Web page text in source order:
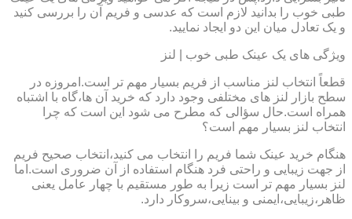
طبی خوب را بدانید لازم است که عدسی و فریم آن را بررسی کنید
و یک تعادل میان این دو ایجاد نمایید.
ویژگی های یک عینک طبی خوب | لنز
قطعاً انتخاب لنز مناسب از فریم بسیار مهم تر است.امروزه در
سطح بازار لنز های مختلفی وجود دارد که خرید آن ها،گاه با اشتباه
همراه است.حال سؤالی که مطرح می شود این است که چرا
انتخاب لنز بسیار مهم است؟
هنگام خرید عینک شما فریم را انتخاب می کنید،انتخاب صحیح فریم
از جهت زیبایی و راحتی فرد هنگام استفاده از آن ضروری است.اما
لنز بسیار مهم تر است زیرا به طور مستقیم با چهار عامل یعنی
ظاهر،زیبایی،ایمنی و بینایی،سروکار دارد.